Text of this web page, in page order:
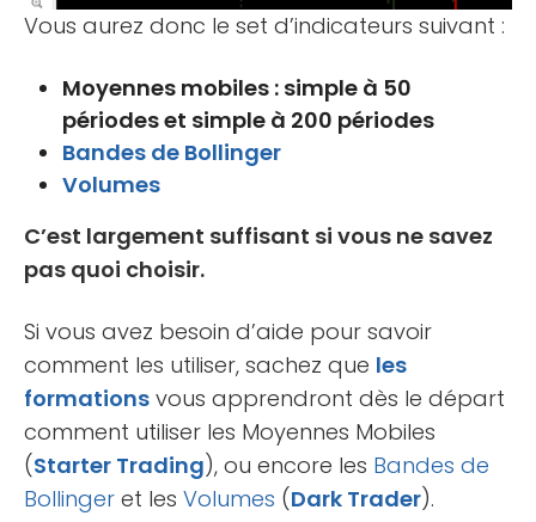
Vous aurez donc le set d’indicateurs suivant :
Moyennes mobiles : simple à 50
périodes et simple à 200 périodes
Bandes de Bollinger
Volumes
C’est largement suffisant si vous ne savez
pas quoi choisir.
Si vous avez besoin d’aide pour savoir
comment les utiliser, sachez que les
formations vous apprendront dès le départ
comment utiliser les Moyennes Mobiles
(Starter Trading), ou encore les Bandes de
Bollinger et les Volumes (Dark Trader).